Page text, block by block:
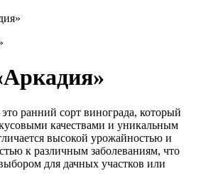
ранний сорт винограда, который
качествами и уникальным
высокой урожайностью и
к различным заболеваниям, что
для дачных участков или